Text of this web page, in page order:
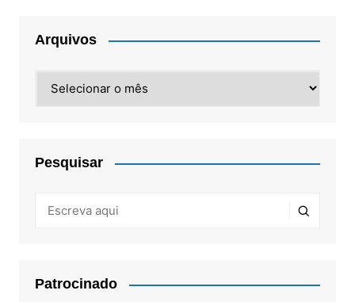
Arquivos
Pesquisar
Patrocinado